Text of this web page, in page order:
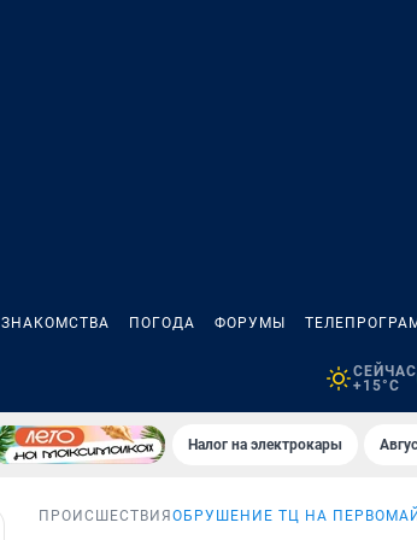
ЗНАКОМСТВА ПОГОДА ФОРУМЫ
СЕЙЧАС
+15°C
Налог на электрокары
ПРОИСШЕСТВИЯ ОБРУШЕНИЕ ТЦ НА